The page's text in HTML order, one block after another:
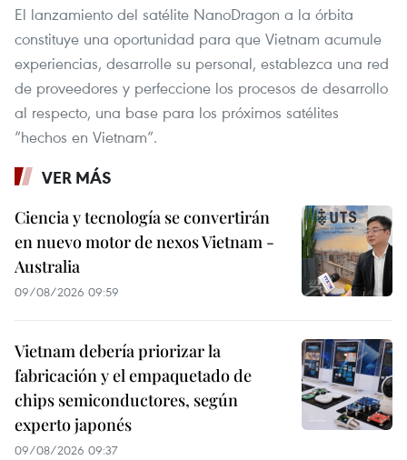
El lanzamiento del satélite NanoDragon a la órbita
constituye una oportunidad para que Vietnam acumule
experiencias, desarrolle su personal, establezca una red
de proveedores y perfeccione los procesos de desarrollo
al respecto, una base para los próximos satélites
“hechos en Vietnam”.
VER MÁS
Ciencia y tecnología se convertirán
en nuevo motor de nexos Vietnam -
Australia
09/08/2026 09:59
Vietnam debería priorizar la
fabricación y el empaquetado de
chips semiconductores, según
experto japonés
09/08/2026 09:37